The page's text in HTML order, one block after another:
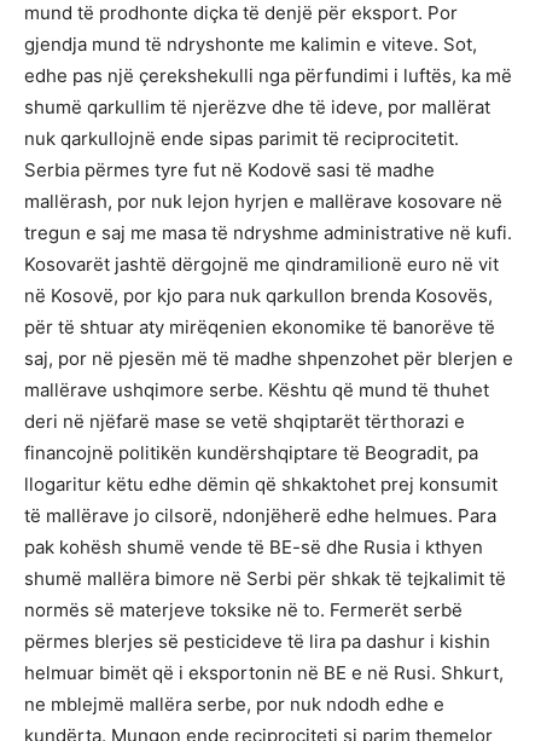
mund të prodhonte diçka të denjë për eksport. Por
gjendja mund të ndryshonte me kalimin e viteve. Sot,
edhe pas një çerekshekulli nga përfundimi i luftës, ka më
shumë qarkullim të njerëzve dhe të ideve, por mallërat
nuk qarkullojnë ende sipas parimit të reciprocitetit.
Serbia përmes tyre fut në Kodovë sasi të madhe
mallërash, por nuk lejon hyrjen e mallërave kosovare në
tregun e saj me masa të ndryshme administrative në kufi.
Kosovarët jashtë dërgojnë me qindramilionë euro në vit
në Kosovë, por kjo para nuk qarkullon brenda Kosovës,
për të shtuar aty mirëqenien ekonomike të banorëve të
saj, por në pjesën më të madhe shpenzohet për blerjen e
mallërave ushqimore serbe. Kështu që mund të thuhet
deri në njëfarë mase se vetë shqiptarët tërthorazi e
financojnë politikën kundërshqiptare të Beogradit, pa
llogaritur këtu edhe dëmin që shkaktohet prej konsumit
të mallërave jo cilsorë, ndonjëherë edhe helmues. Para
pak kohësh shumë vende të BE-së dhe Rusia i kthyen
shumë mallëra bimore në Serbi për shkak të tejkalimit të
normës së materjeve toksike në to. Fermerët serbë
përmes blerjes së pesticideve të lira pa dashur i kishin
helmuar bimët që i eksportonin në BE e në Rusi. Shkurt,
ne mblejmë mallëra serbe, por nuk ndodh edhe e
kundërta. Mungon ende reciprociteti si parim themelor